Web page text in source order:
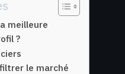
meilleure
?
le marché